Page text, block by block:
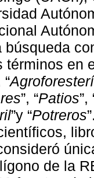
búsqueda
términos en
“
”, “Patios”,
”y “Potreros
de la